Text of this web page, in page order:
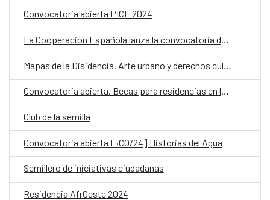
Convocatoria abierta PICE 2024
La Cooperación Española lanza la convocatoria de Becas MAEC-AECID 2024-2025
Convocatoria abierta. Becas para residencias en la Real Academia de España en Roma
Club de la semilla
Convocatoria abierta E·CO/24] Historias del Agua
Semillero de iniciativas ciudadanas
Residencia AfrOeste 2024